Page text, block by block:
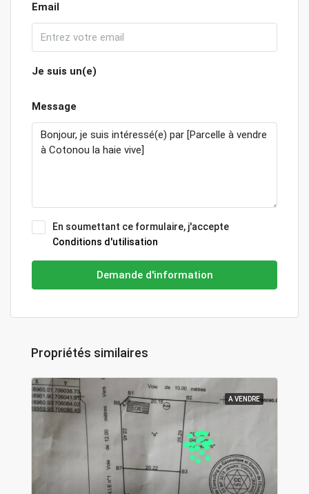
Email
Je suis un(e)
Message
En soumettant ce formulaire, j'accepte
Conditions d'utilisation
Demande d'information
Propriétés similaires
A VENDRE